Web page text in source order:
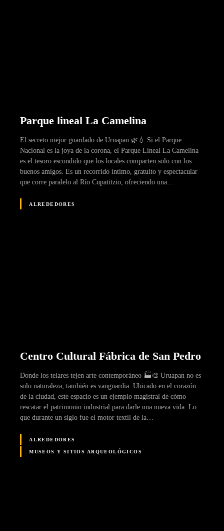
Parque lineal La Camelina
El secreto mejor guardado de Uruapan 🌿💧 Si el Parque
Nacional es la joya de la corona, el Parque Lineal La Camelina
es el tesoro escondido que los locales comparten solo con los
buenos amigos. Es un recorrido íntimo, gratuito y espectacular
que corre paralelo al Río Cupatitzio, ofreciendo una…
ALREDEDORES
Centro Cultural Fábrica de San Pedro
Donde los telares tejen arte contemporáneo 🏭🎨 Uruapan no es
solo naturaleza; también es vanguardia. Ubicado en el corazón
de la ciudad, este espacio es un ejemplo magistral de cómo
rescatar el patrimonio industrial para darle una nueva vida. Lo
que durante un siglo fue el motor textil de la…
ALREDEDORES
MUSEOS Y SITIOS ARQUEOLÓGICOS